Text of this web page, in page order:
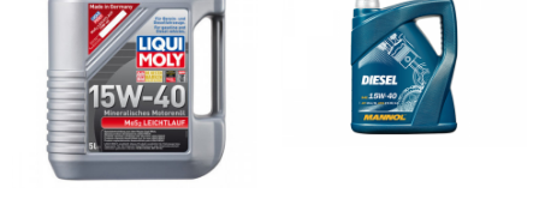
SAE30
Ulei transmisie
Uleiuri hidraulice
Pipe si fise bujii
Electrica
Incarcatoar acumulator baterie
Incarcatoare acumulator baterie